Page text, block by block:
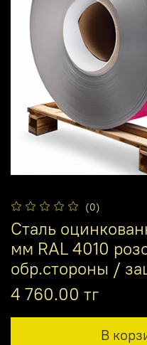
(0)
Сталь
мм RAL 4010
обр.стороны /
4 760.00 тг
В